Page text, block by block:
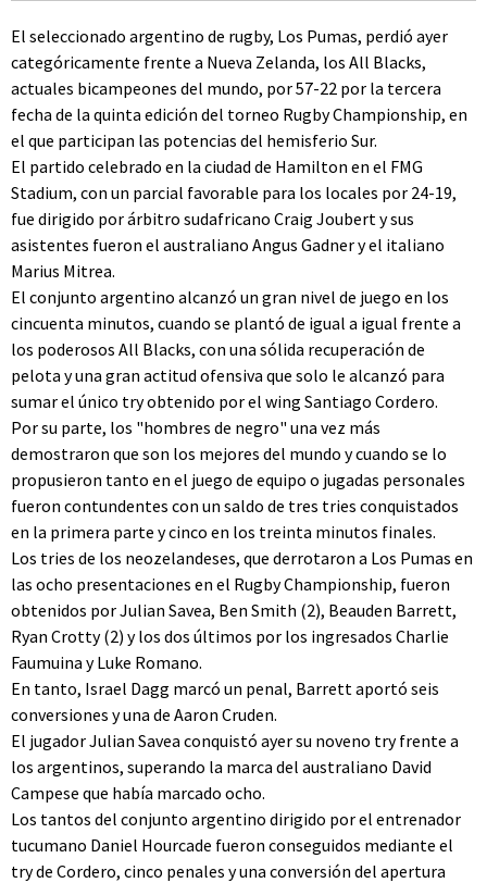
El seleccionado argentino de rugby, Los Pumas, perdió ayer
categóricamente frente a Nueva Zelanda, los All Blacks,
actuales bicampeones del mundo, por 57-22 por la tercera
fecha de la quinta edición del torneo Rugby Championship, en
el que participan las potencias del hemisferio Sur.
El partido celebrado en la ciudad de Hamilton en el FMG
Stadium, con un parcial favorable para los locales por 24-19,
fue dirigido por árbitro sudafricano Craig Joubert y sus
asistentes fueron el australiano Angus Gadner y el italiano
Marius Mitrea.
El conjunto argentino alcanzó un gran nivel de juego en los
cincuenta minutos, cuando se plantó de igual a igual frente a
los poderosos All Blacks, con una sólida recuperación de
pelota y una gran actitud ofensiva que solo le alcanzó para
sumar el único try obtenido por el wing Santiago Cordero.
Por su parte, los "hombres de negro" una vez más
demostraron que son los mejores del mundo y cuando se lo
propusieron tanto en el juego de equipo o jugadas personales
fueron contundentes con un saldo de tres tries conquistados
en la primera parte y cinco en los treinta minutos finales.
Los tries de los neozelandeses, que derrotaron a Los Pumas en
las ocho presentaciones en el Rugby Championship, fueron
obtenidos por Julian Savea, Ben Smith (2), Beauden Barrett,
Ryan Crotty (2) y los dos últimos por los ingresados Charlie
Faumuina y Luke Romano.
En tanto, Israel Dagg marcó un penal, Barrett aportó seis
conversiones y una de Aaron Cruden.
El jugador Julian Savea conquistó ayer su noveno try frente a
los argentinos, superando la marca del australiano David
Campese que había marcado ocho.
Los tantos del conjunto argentino dirigido por el entrenador
tucumano Daniel Hourcade fueron conseguidos mediante el
try de Cordero, cinco penales y una conversión del apertura